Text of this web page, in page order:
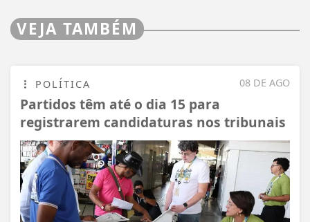
VEJA TAMBÉM
08 DE AGO
POLÍTICA
Partidos têm até o dia 15 para
registrarem candidaturas nos tribunais